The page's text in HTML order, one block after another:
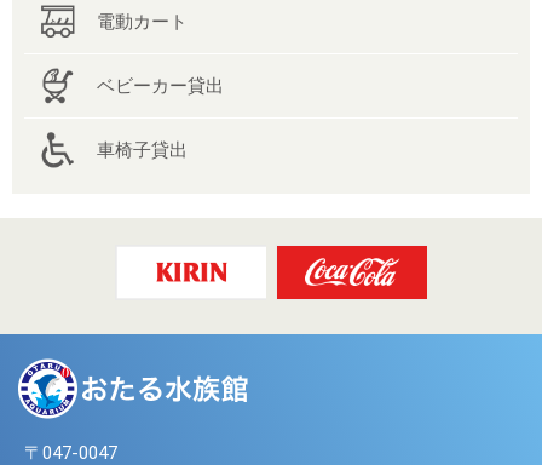
電動カート
ベビーカー貸出
車椅子貸出
〒047-0047